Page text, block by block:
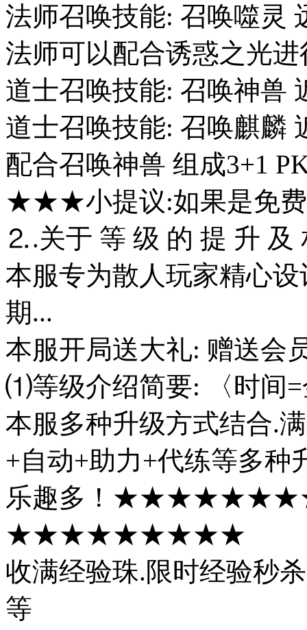
法师召唤技能: 召唤噬灵
法师可以配合诱惑之光
道士召唤技能: 召唤神兽
道士召唤技能: 召唤麒麟
配合召唤神兽 组成3+1
★★★小提议:如果是免
⒉.关于 等 级 的 提 升 及
本服专为散人玩家精心
期...
本服开局送大礼: 赠送会
⑴等级介绍简要: 〈时间
本服多种升级方式结合.
+自动+助力+代练等多种
乐趣多！★★★★★★★★★
★★★★★★★★★
收满经验珠.限时经验秒
等